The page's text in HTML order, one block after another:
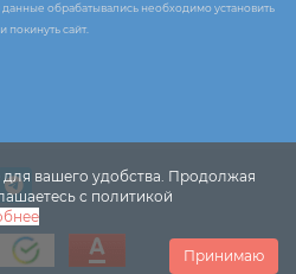
вашего удобства. Продолжая
с политикой
Принимаю
обрабатывались необходимо установить
сайт.